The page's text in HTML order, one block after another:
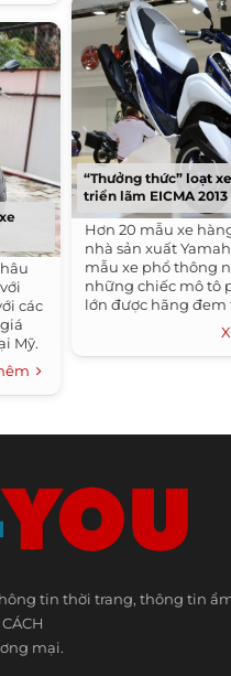
các
Mỹ.
từ...
“Thưởng thức” loạt
triển lãm EICMA 2013
Hơn 20 mẫu xe
nhà sản xuất
mẫu xe phổ thông
những chiếc mô tô
lớn được hãng đem
tin thời trang, thông tin
mại.